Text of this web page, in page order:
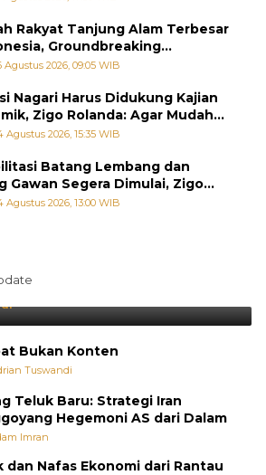
Rakyat Tanjung Alam Terbesar
Groundbreaking
Agustus 2026, 09:05 WIB
Nagari Harus Didukung Kajian
Zigo Rolanda: Agar Mudah
di Kementerian
Agustus 2026, 15:35 WIB
Batang Lembang dan
Gawan Segera Dimulai, Zigo
Pastikan Proyek Berjalan
Agustus 2026, 13:00 WIB
tetapi Jepang Selalu
Kejutan
Bukan Konten
Tuswandi
Teluk Baru: Strategi Iran
Hegemoni AS dari Dalam
Imran
dan Nafas Ekonomi dari Rantau